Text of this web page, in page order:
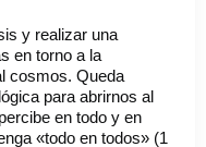
y realizar una
en torno a la
cosmos. Queda
para abrirnos al
en todo y en
«todo en todos» (1